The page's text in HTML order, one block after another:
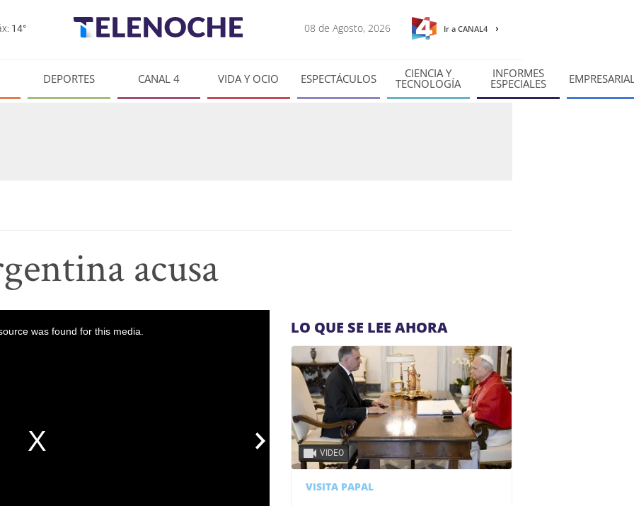
14° 08 de Agosto, 2026 Ir a CANAL4
DEPORTES CANAL 4 VIDA Y OCIO ESPECTÁCULOS CIENCIA Y
TECNOLOGÍA
INFORMES
ESPECIALES
acusa
was found for this media. LO QUE SE LEE AHORA
VIDEO
VISITA PAPAL